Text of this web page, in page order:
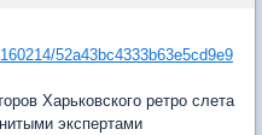
52a43bc4333b63e5cd9e9
Харьковского ретро слета
экспертами